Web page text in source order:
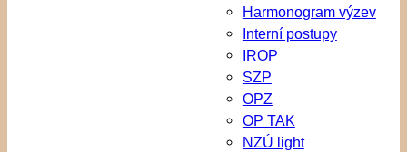
Harmonogram výzev
Interní postupy
IROP
SZP
OPZ
OP TAK
NZÚ light